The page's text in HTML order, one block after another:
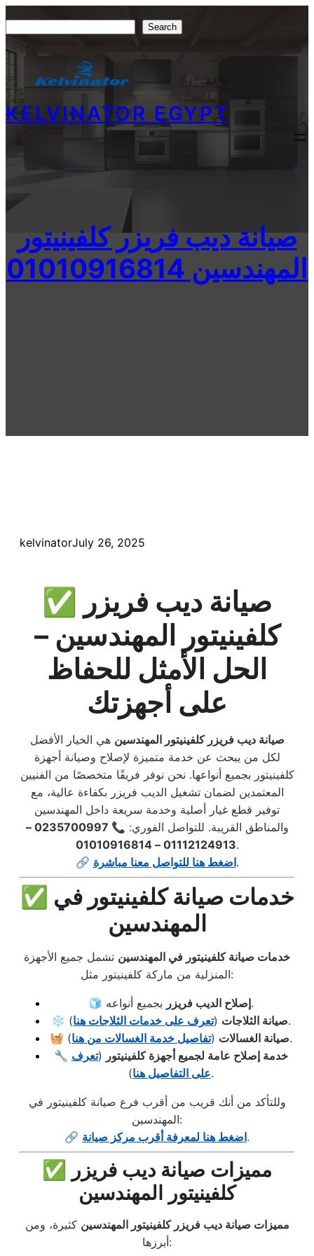
to
content
Search
KELVINATOR EGYPT
صيانة ديب فريزر كلفينيتور
المهندسين 01010916814
kelvinatorJuly 26, 2025
✅ صيانة ديب فريزر
كلفينيتور المهندسين –
الحل الأمثل للحفاظ
على أجهزتك
صيانة ديب فريزر كلفينيتور المهندسين هي الخيار الأفضل
لكل من يبحث عن خدمة متميزة لإصلاح وصيانة أجهزة
كلفينيتور بجميع أنواعها. نحن نوفر فريقًا متخصصًا من الفنيين
المعتمدين لضمان تشغيل الديب فريزر بكفاءة عالية، مع
توفير قطع غيار أصلية وخدمة سريعة داخل المهندسين
والمناطق القريبة. للتواصل الفوري:
📞 0235700997 –
01112124913 – 01010916814.
🔗 اضغط هنا للتواصل معنا مباشرة.
✅ خدمات صيانة كلفينيتور في
المهندسين
خدمات صيانة كلفينيتور في المهندسين تشمل جميع الأجهزة
المنزلية من ماركة كلفينيتور مثل:
🧊 إصلاح الديب فريزربجميع أنواعه.
❄️
صيانة الثلاجات (تعرف على خدمات الثلاجات هنا
).
🧺
صيانة الغسالات (تفاصيل خدمة الغسالات من هنا
).
🔧
خدمة إصلاح عامة لجميع أجهزة كلفينيتور (تعرف
على التفاصيل هنا).
وللتأكد من أنك قريب من أقرب فرع صيانة كلفينيتور في
المهندسين:
🔗 اضغط هنا لمعرفة أقرب مركز صيانة.
✅ مميزات صيانة ديب فريزر
كلفينيتور المهندسين
مميزات صيانة ديب فريزر كلفينيتور المهندسين كثيرة، ومن
أبرزها: